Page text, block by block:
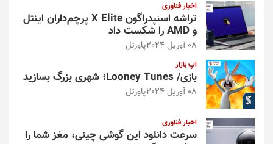
اخبار فناوری
تراشه اسنپدراگون X Elite پرچم‌داران اینتل
و AMD را شکست داد
08 آوریل 2024 پاورتل
اپ بازار
بازی/ Looney Tunes؛ شهری بزرگ بسازید
08 آوریل 2024 پاورتل
اخبار فناوری
سرعت دانلود این گوشی چینی، مغز شما را